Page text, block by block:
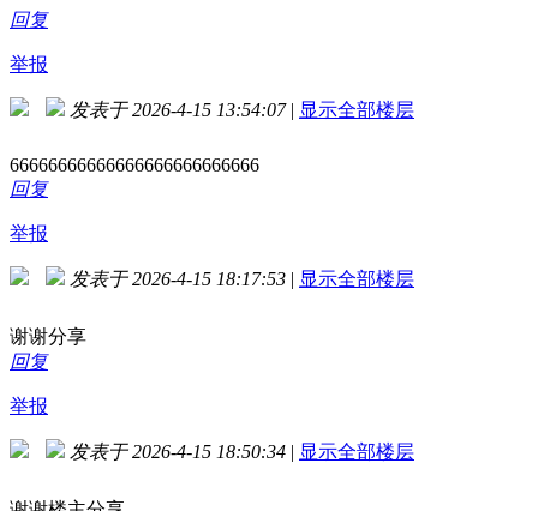
回复
举报
发表于 2026-4-15 13:54:07 | 显示全部楼层
66666666666666666666666666
回复
举报
发表于 2026-4-15 18:17:53 | 显示全部楼层
谢谢分享
回复
举报
发表于 2026-4-15 18:50:34 | 显示全部楼层